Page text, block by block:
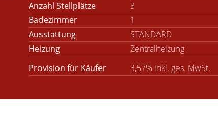
Anzahl Stellplätze
3
Badezimmer
1
Ausstattung
STANDARD
Heizung
Zentralheizung
Provision für Käufer
3,57% inkl. ges. MwSt.